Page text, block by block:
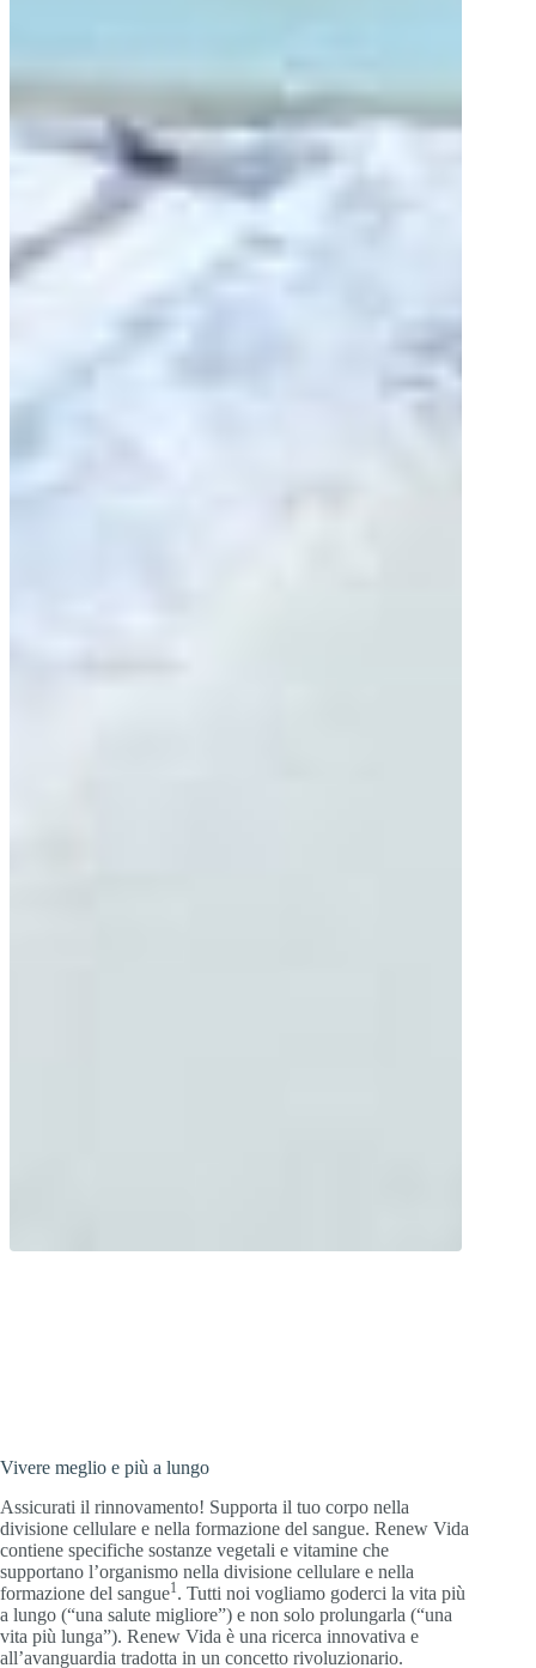
Vivere meglio e più a lungo
Assicurati il rinnovamento! Supporta il tuo corpo nella
divisione cellulare e nella formazione del sangue. Renew Vida
contiene specifiche sostanze vegetali e vitamine che
supportano l’organismo nella divisione cellulare e nella
formazione del sangue1 . Tutti noi vogliamo goderci la vita più
a lungo (“una salute migliore”) e non solo prolungarla (“una
vita più lunga”). Renew Vida è una ricerca innovativa e
all’avanguardia tradotta in un concetto rivoluzionario.